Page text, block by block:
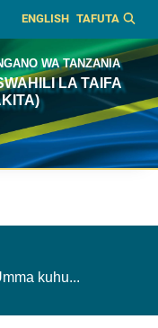
ENGLISH TAFUTA
WA TANZANIA
LA TAIFA
kuhu...